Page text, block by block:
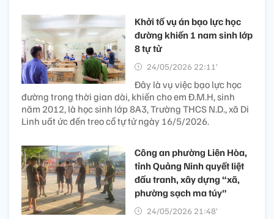
Khởi tố vụ án bạo lực học
đường khiến 1 nam sinh lớp
8 tự tử
24/05/2026 22:11’
Đây là vụ việc bạo lực học
đường trong thời gian dài, khiến cho em Đ.M.H, sinh
năm 2012, là học sinh lớp 8A3, Trường THCS N.D., xã Di
Linh uất ức đến treo cổ tự tử ngày 16/5/2026.
Công an phường Liên Hòa,
tỉnh Quảng Ninh quyết liệt
đấu tranh, xây dựng “xã,
phường sạch ma túy”
24/05/2026 21:48’